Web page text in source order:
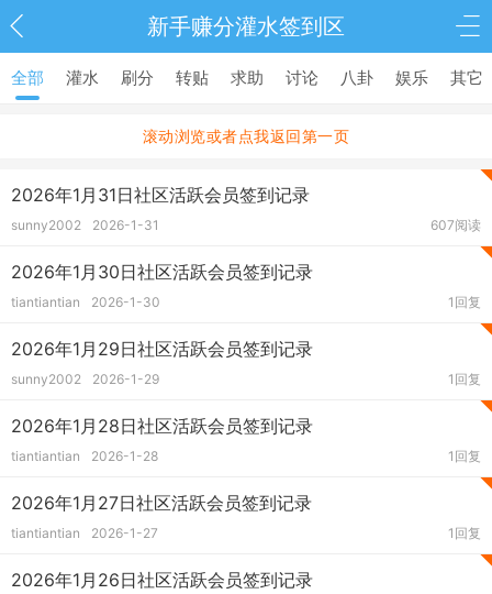
新手赚分灌水签到区
全部 灌水 刷分 转贴 求助 讨论 八卦 娱乐 其它
滚动浏览或者点我返回第一页
2026年1月31日社区活跃会员签到记录
sunny2002 2026-1-31 607阅读
2026年1月30日社区活跃会员签到记录
tiantiantian 2026-1-30 1回复
2026年1月29日社区活跃会员签到记录
sunny2002 2026-1-29 1回复
2026年1月28日社区活跃会员签到记录
tiantiantian 2026-1-28 1回复
2026年1月27日社区活跃会员签到记录
tiantiantian 2026-1-27 1回复
2026年1月26日社区活跃会员签到记录